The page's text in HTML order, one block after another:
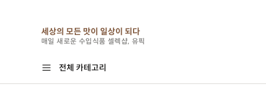
세상의 모든 맛이 일상이 되다
매일 새로운 수입식품 셀렉샵, 유픽
전체 카테고리
신상 스토리 이벤트